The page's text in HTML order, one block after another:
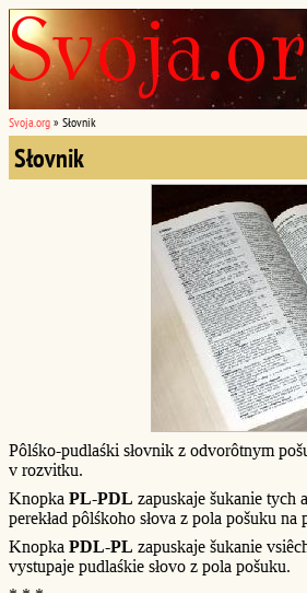
Svoja.org » Słovnik
Słovnik
Pôlśko-pudlaśki słovnik z odvorôtnym
v rozvitku.
Knopka PL-PDL zapuskaje šukanie tych
perekład pôlśkoho słova z pola pošuku na
Knopka PDL-PL zapuskaje šukanie
vystupaje pudlaśkie słovo z pola pošuku.